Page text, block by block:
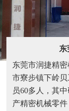
东
东莞市润捷精
市寮步镇下岭
员60多人，其
产精密机械零